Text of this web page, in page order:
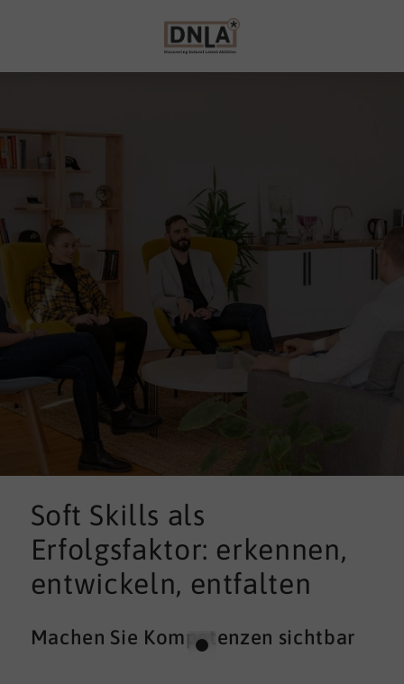
Soft Skills als
Erfolgsfaktor: erkennen,
entwickeln, entfalten
Machen Sie Kompetenzen sichtbar